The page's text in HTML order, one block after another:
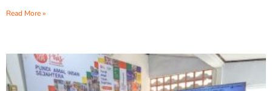
Read More »